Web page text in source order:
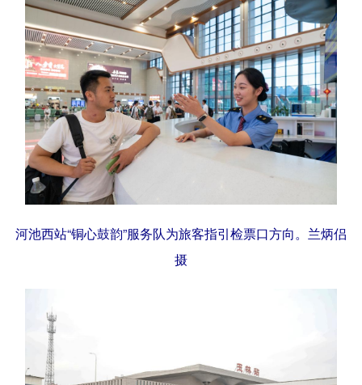
亚太网 上市公司 文化产业
地方频道
北京 天津 河北 山西
辽宁 吉林 上海 江苏
浙江
山东 河南 湖北 湖南
广东 广西 海南 重庆
陕西
新疆
河池西站“铜心鼓韵”服务队为旅客指引检票口方向。兰炳侣
摄